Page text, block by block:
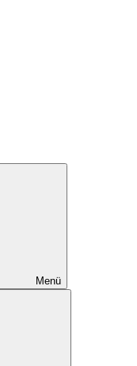
Menü